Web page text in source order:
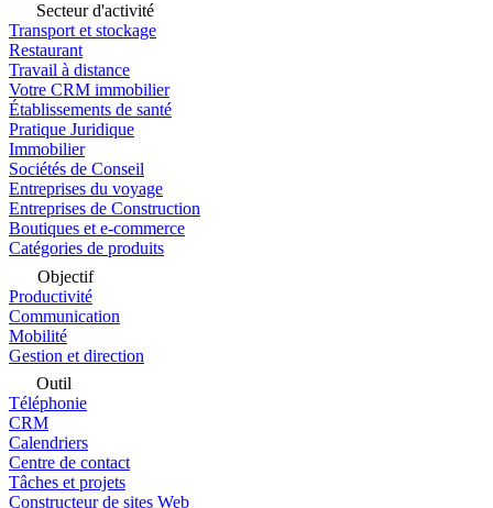
Secteur d'activité
Transport et stockage
Restaurant
Travail à distance
Votre CRM immobilier
Établissements de santé
Pratique Juridique
Immobilier
Sociétés de Conseil
Entreprises du voyage
Entreprises de Construction
Boutiques et e-commerce
Catégories de produits
Objectif
Productivité
Communication
Mobilité
Gestion et direction
Outil
Téléphonie
CRM
Calendriers
Centre de contact
Tâches et projets
Constructeur de sites Web